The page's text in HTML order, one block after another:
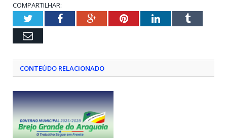
COMPARTILHAR:
TwitterFacebookGoogle+PinterestLinkedInTumblr
Email
CONTEÚDO RELACIONADO